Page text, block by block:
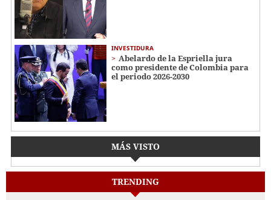
INVESTIDURA
Abelardo de la Espriella jura
como presidente de Colombia para
el periodo 2026-2030
MÁS VISTO
TRENDING